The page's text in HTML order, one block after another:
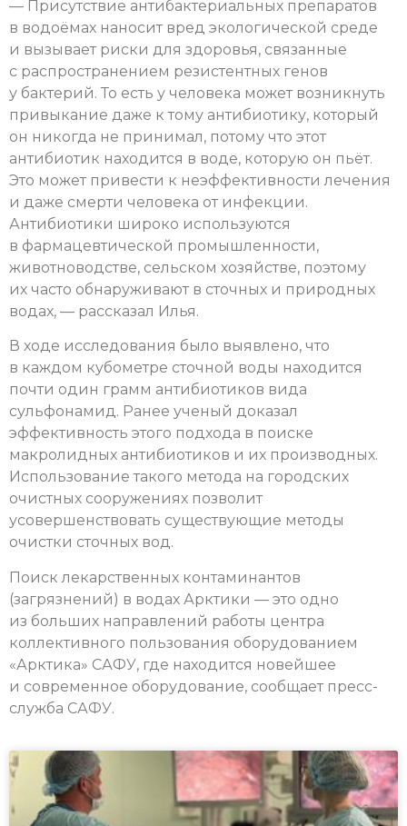
— Присутствие антибактериальных препаратов
в водоёмах наносит вред экологической среде
и вызывает риски для здоровья, связанные
с распространением резистентных генов
у бактерий. То есть у человека может возникнуть
привыкание даже к тому антибиотику, который
он никогда не принимал, потому что этот
антибиотик находится в воде, которую он пьёт.
Это может привести к неэффективности лечения
и даже смерти человека от инфекции.
Антибиотики широко используются
в фармацевтической промышленности,
животноводстве, сельском хозяйстве, поэтому
их часто обнаруживают в сточных и природных
водах, — рассказал Илья.
В ходе исследования было выявлено, что
в каждом кубометре сточной воды находится
почти один грамм антибиотиков вида
сульфонамид. Ранее ученый доказал
эффективность этого подхода в поиске
макролидных антибиотиков и их производных.
Использование такого метода на городских
очистных сооружениях позволит
усовершенствовать существующие методы
очистки сточных вод.
Поиск лекарственных контаминантов
(загрязнений) в водах Арктики — это одно
из больших направлений работы центра
коллективного пользования оборудованием
«Арктика» САФУ, где находится новейшее
и современное оборудование, сообщает пресс-
служба САФУ.